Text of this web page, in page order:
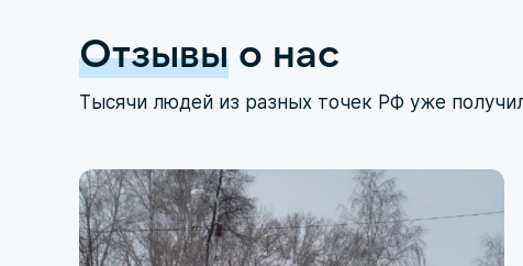
Отзывы о нас
Тысячи людей из разных точек РФ уже